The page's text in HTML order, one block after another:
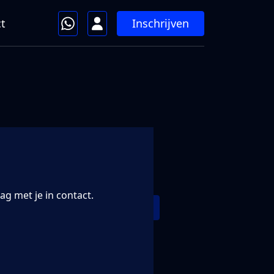
Inschrijven
met je in contact.